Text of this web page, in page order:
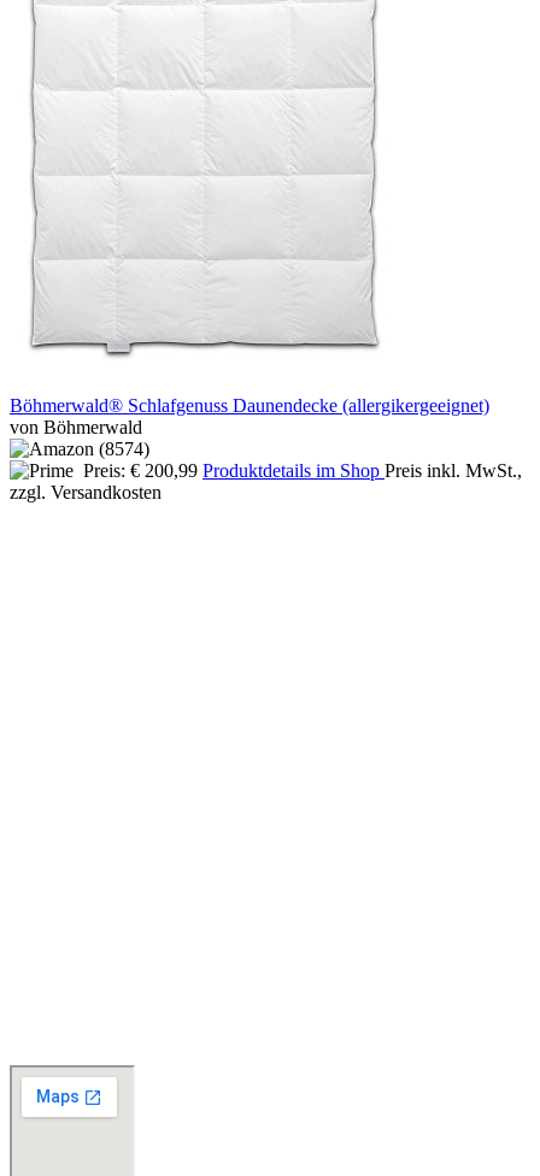
Böhmerwald® Schlafgenuss Daunendecke (allergikergeeignet)
von Böhmerwald
Preis: € 200,99 Produktdetails im Shop Preis inkl. MwSt.,
zzgl. Versandkosten